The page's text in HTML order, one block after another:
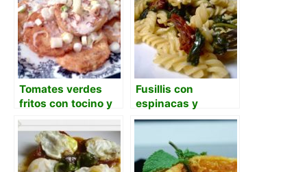
Tomates verdes
fritos con tocino y
crema de leche
Fusillis con
espinacas y
tomates